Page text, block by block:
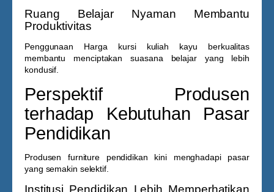
Ruang Belajar Nyaman Membantu
Produktivitas
Penggunaan Harga kursi kuliah kayu berkualitas
membantu menciptakan suasana belajar yang lebih
kondusif.
Perspektif Produsen
terhadap Kebutuhan Pasar
Pendidikan
Produsen furniture pendidikan kini menghadapi pasar
yang semakin selektif.
Institusi Pendidikan Lebih Memperhatikan